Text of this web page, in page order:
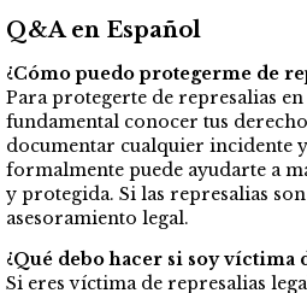
Q&A en Español
¿Cómo puedo protegerme de
Para protegerte de represalias en
fundamental conocer tus
documentar cualquier incidente
formalmente puede ayudarte a
y protegida. Si las represalias
asesoramiento legal.
¿Qué debo hacer si soy víctima
Si eres víctima de represalias